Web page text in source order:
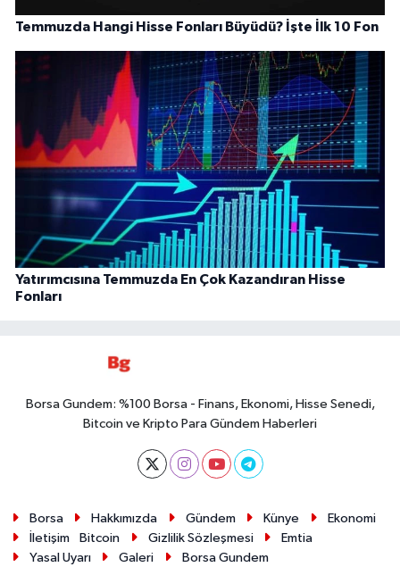
Temmuzda Hangi Hisse Fonları Büyüdü? İşte İlk 10 Fon
Yatırımcısına Temmuzda En Çok Kazandıran Hisse
Fonları
Borsa Gundem: %100 Borsa - Finans, Ekonomi, Hisse Senedi,
Bitcoin ve Kripto Para Gündem Haberleri
Borsa Hakkımızda Gündem Künye
Ekonomi
İletişim
Bitcoin Gizlilik Sözleşmesi
Emtia
Yasal Uyarı
Galeri Borsa Gundem